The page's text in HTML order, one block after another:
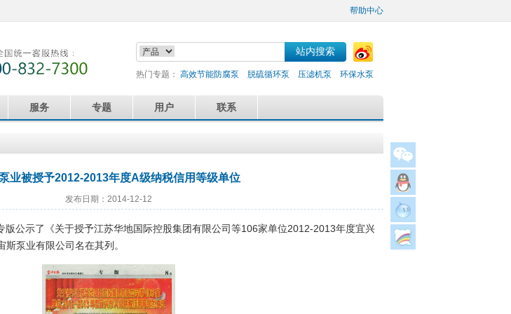
帮助中心
热门专题： 高效节能防腐泵 脱硫循环泵 压滤机泵 环保水泵
服务 专题 用户 联系
业被授予2012-2013年度A级纳税信用等级单位
发布日期：2014-12-12
示了《关于授予江苏华地国际控股集团有限公司等106家单位2012-2013年度宜兴
泵业有限公司名在其列。